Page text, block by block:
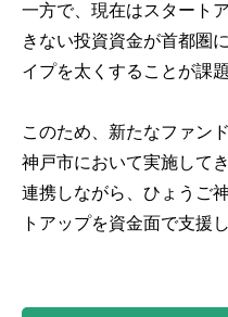
一方で、現在はスタート
きない投資資金が首都圏
イプを太くすることが課
このため、新たなファン
神戸市において実施して
連携しながら、ひょうご
トアップを資金面で支援